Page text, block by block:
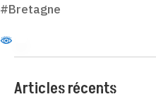
#Bretagne
Articles récents